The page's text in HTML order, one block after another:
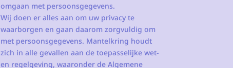
omgaan met persoonsgegevens.
Wij doen er alles aan om uw privacy te
waarborgen en gaan daarom zorgvuldig om
met persoonsgegevens. Mantelkring houdt
zich in alle gevallen aan de toepasselijke wet-
en regelgeving, waaronder de Algemene